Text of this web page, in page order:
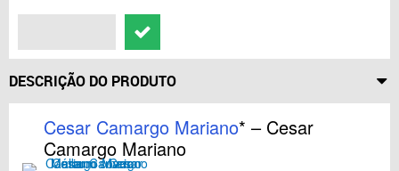
DESCRIÇÃO DO PRODUTO
Cesar Camargo Mariano* – Cesar
Camargo Mariano